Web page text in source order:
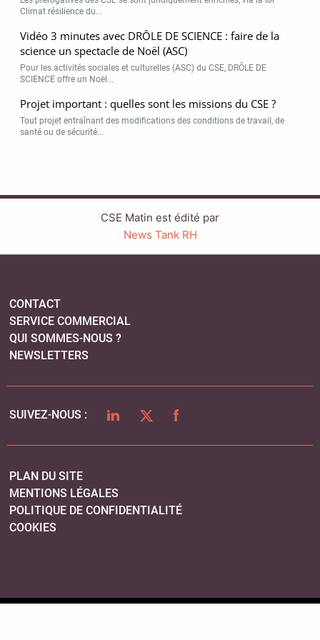
Climat résilience du...
Vidéo 3 minutes avec DRÔLE DE SCIENCE : faire de la
science un spectacle de Noël (ASC)
Pour les activités sociales et culturelles (ASC) du CSE, DRÔLE DE
SCIENCE offre un Noël...
Projet important : quelles sont les missions du CSE ?
Tout projet entraînant des modifications des conditions de travail, de
santé ou de sécurité...
CSE Matin est édité par
News Tank RH
CONTACT
SERVICE COMMERCIAL
QUI SOMMES-NOUS ?
NEWSLETTERS
SUIVEZ-NOUS : LINKEDINTWITTERFACEBOOK
PLAN DU SITE
MENTIONS LÉGALES
POLITIQUE DE CONFIDENTIALITÉ
COOKIES